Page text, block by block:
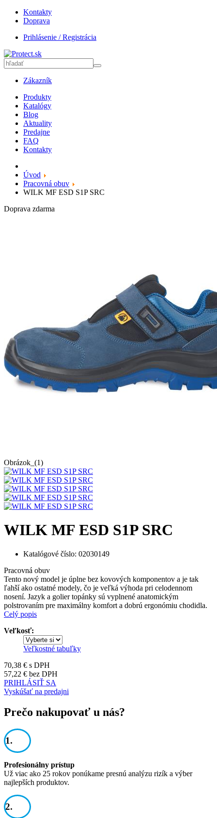
Kontakty
Doprava
Prihlásenie / Registrácia
Zákazník
Produkty
Katalógy
Blog
Aktuality
Predajne
FAQ
Kontakty
Úvod
Pracovná obuv
WILK MF ESD S1P SRC
Doprava zdarma
Obrázok_(1)
WILK MF ESD S1P SRC
Katalógové číslo: 02030149
Pracovná obuv
Tento nový model je úplne bez kovových komponentov a je tak
ľahší ako ostatné modely, čo je veľká výhoda pri celodennom
nosení. Jazyk a golier topánky sú vyplnené anatomickým
polstrovaním pre maximálny komfort a dobrú ergonómiu chodidla.
Celý popis
Veľkosť:
Veľkostné tabuľky
70,38 € s DPH
57,22 € bez DPH
PRIHLÁSIŤ SA
Vyskúšať na predajni
Prečo nakupovať u nás?
1.
Profesionálny prístup
Už viac ako 25 rokov ponúkame presnú analýzu rizík a výber
najlepších produktov.
2.